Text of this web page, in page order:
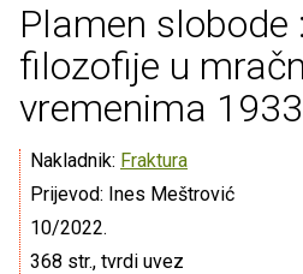
Plamen slobode
filozofije u
vremenima
Nakladnik: Fraktura
Prijevod: Ines Meštrović
10/2022.
368 str., tvrdi uvez